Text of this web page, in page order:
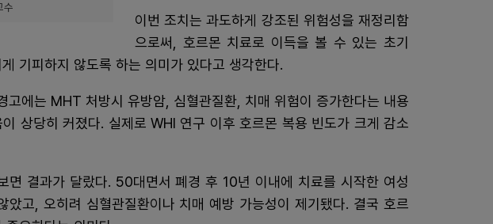
수
이번 조치는 과도하게 강조된 위험성을 재정리함
으로써, 호르몬 치료로 이득을 볼 수 있는 초기
기피하지 않도록 하는 의미가 있다고 생각한다.
고에는 MHT 처방시 유방암, 심혈관질환, 치매 위험이 증가한다는 내용
상당히 커졌다. 실제로 WHI 연구 이후 호르몬 복용 빈도가 크게 감소
면 결과가 달랐다. 50대면서 폐경 후 10년 이내에 치료를 시작한 여성
았고, 오히려 심혈관질환이나 치매 예방 가능성이 제기됐다. 결국 호르